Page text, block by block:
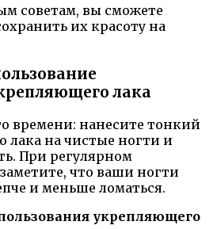
советам, вы сможете
их красоту на
лака
времени: нанесите тонкий
лака на чистые ногти и
При регулярном
что ваши ногти
и меньше ломаться.
укрепляющего